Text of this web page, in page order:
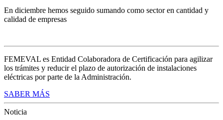
En diciembre hemos seguido sumando como sector en cantidad y
calidad de empresas
FEMEVAL es Entidad Colaboradora de Certificación para agilizar
los trámites y reducir el plazo de autorización de instalaciones
eléctricas por parte de la Administración.
SABER MÁS
Noticia